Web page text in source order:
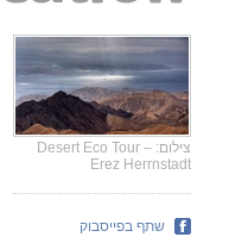
צילום: Desert Eco Tour –
Erez Herrnstadt
שתף בפייסבוק